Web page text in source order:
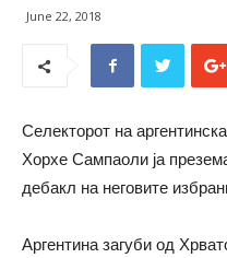
June 22, 2018
Селекторот на
Хорхе Сампаоли ја
дебакл на неговите
Аргентина загуби од